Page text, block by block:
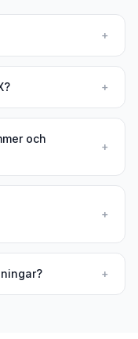
+
+
och
+
+
+